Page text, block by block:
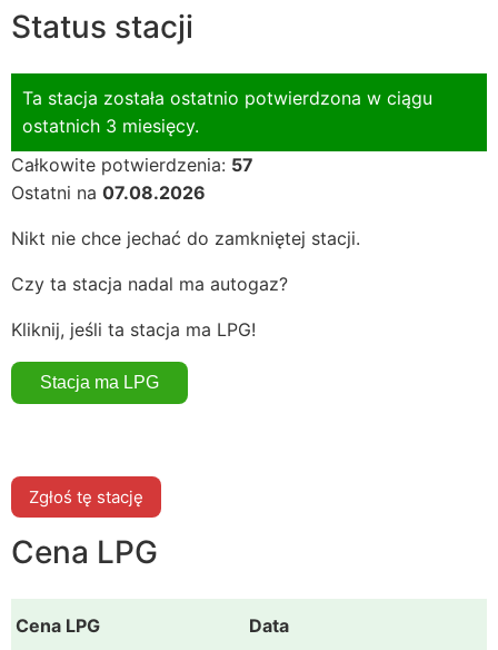
Status stacji
Ta stacja została ostatnio potwierdzona w ciągu
ostatnich 3 miesięcy.
Całkowite potwierdzenia: 57
Ostatni na 07.08.2026
Nikt nie chce jechać do zamkniętej stacji.
Czy ta stacja nadal ma autogaz?
Kliknij, jeśli ta stacja ma LPG!
Zgłoś tę stację
Cena LPG
Cena LPG Data